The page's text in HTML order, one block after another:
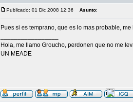
Publicado: 01 Dic 2008 12:36 Asunto:
Pues si es temprano, que es lo mas probable,
Hola, me llamo Groucho, perdonen que no me
UN MEADE